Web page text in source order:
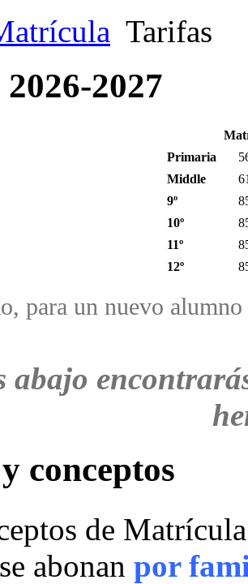
Tarifas
2027
Primaria
Middle
9º
10º
11º
12º
para un nuevo
abajo
conceptos
de
abonan por